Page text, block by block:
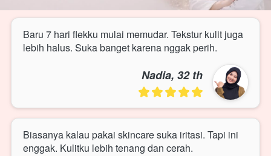
Baru 7 hari flekku mulai memudar. Tekstur kulit juga
lebih halus. Suka banget karena nggak perih.
Nadia, 32 th
Biasanya kalau pakai skincare suka iritasi. Tapi ini
enggak. Kulitku lebih tenang dan cerah.